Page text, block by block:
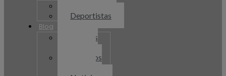
Deportistas
Blog
Recetas
Artículos